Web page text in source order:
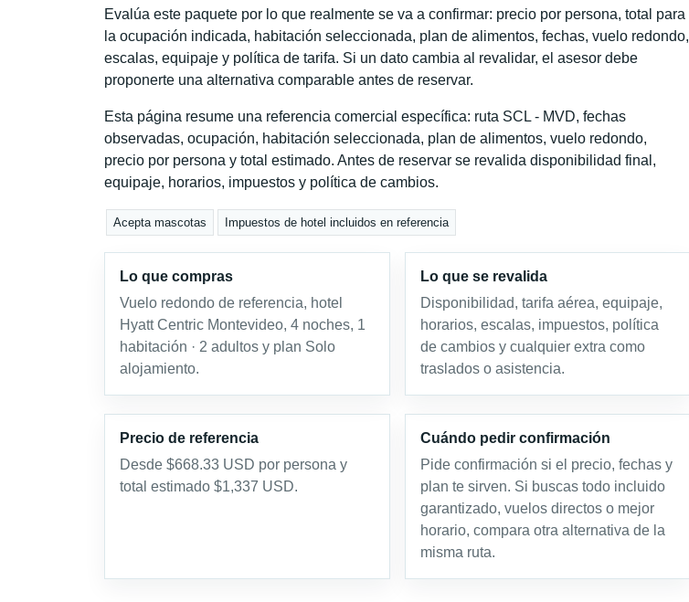
Evalúa este paquete por lo que realmente se va a confirmar: precio por persona, total para
la ocupación indicada, habitación seleccionada, plan de alimentos, fechas, vuelo redondo,
escalas, equipaje y política de tarifa. Si un dato cambia al revalidar, el asesor debe
proponerte una alternativa comparable antes de reservar.
Esta página resume una referencia comercial específica: ruta SCL - MVD, fechas
observadas, ocupación, habitación seleccionada, plan de alimentos, vuelo redondo,
precio por persona y total estimado. Antes de reservar se revalida disponibilidad final,
equipaje, horarios, impuestos y política de cambios.
Acepta mascotas Impuestos de hotel incluidos en referencia
Lo que compras
Vuelo redondo de referencia, hotel
Hyatt Centric Montevideo, 4 noches, 1
habitación · 2 adultos y plan Solo
alojamiento.
Lo que se revalida
Disponibilidad, tarifa aérea, equipaje,
horarios, escalas, impuestos, política
de cambios y cualquier extra como
traslados o asistencia.
Precio de referencia
Desde $668.33 USD por persona y
total estimado $1,337 USD.
Cuándo pedir confirmación
Pide confirmación si el precio, fechas y
plan te sirven. Si buscas todo incluido
garantizado, vuelos directos o mejor
horario, compara otra alternativa de la
misma ruta.